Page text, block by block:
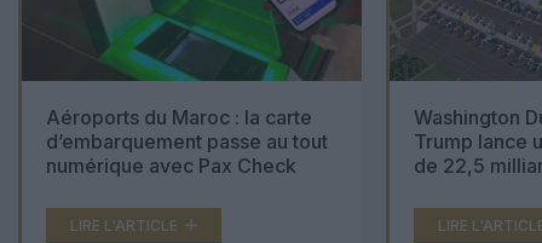
Aéroports du Maroc : la carte
d’embarquement passe au tout
numérique avec Pax Check
LIRE L'ARTICLE
Washington
Trump lance
de 22,5
LIRE